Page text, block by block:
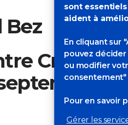
sont
aident à
En cliquant sur
pouvez
ou modifier
consentement"
Pour en savoir
Gérer les
Bez
Cristel